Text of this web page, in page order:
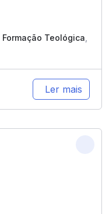
Formação Teológica
Ler mais